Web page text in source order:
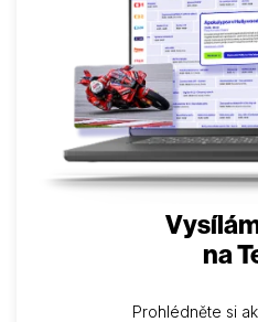
především čestné místo v…
na
Prohlédněte si